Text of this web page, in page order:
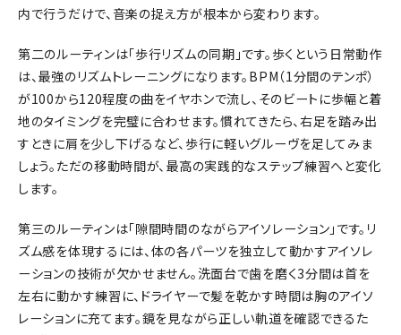
内で行うだけで、音楽の捉え方が根本から変わります。
第二のルーティンは「歩行リズムの同期」です。歩くという日常動作
は、最強のリズムトレーニングになります。BPM（1分間のテンポ）
が100から120程度の曲をイヤホンで流し、そのビートに歩幅と着
地のタイミングを完璧に合わせます。慣れてきたら、右足を踏み出
すときに肩を少し下げるなど、歩行に軽いグルーヴを足してみま
しょう。ただの移動時間が、最高の実践的なステップ練習へと変化
します。
第三のルーティンは「隙間時間のながらアイソレーション」です。リ
ズム感を体現するには、体の各パーツを独立して動かすアイソレ
ーションの技術が欠かせません。洗面台で歯を磨く3分間は首を
左右に動かす練習に、ドライヤーで髪を乾かす時間は胸のアイソ
レーションに充てます。鏡を見ながら正しい軌道を確認できるた